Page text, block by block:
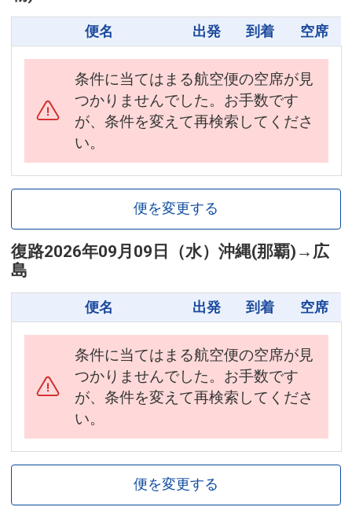
便名 出発 到着 空席
条件に当てはまる航空便の空席が見
つかりませんでした。お手数です
が、条件を変えて再検索してくださ
い。
便を変更する
復路2026年09月09日（水） 沖縄(那覇) → 広
島
便名 出発 到着 空席
条件に当てはまる航空便の空席が見
つかりませんでした。お手数です
が、条件を変えて再検索してくださ
い。
便を変更する